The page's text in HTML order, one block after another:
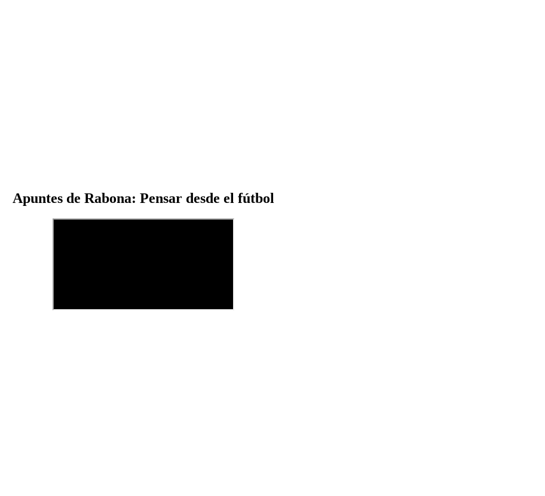
Apuntes de Rabona: Pensar desde el fútbol